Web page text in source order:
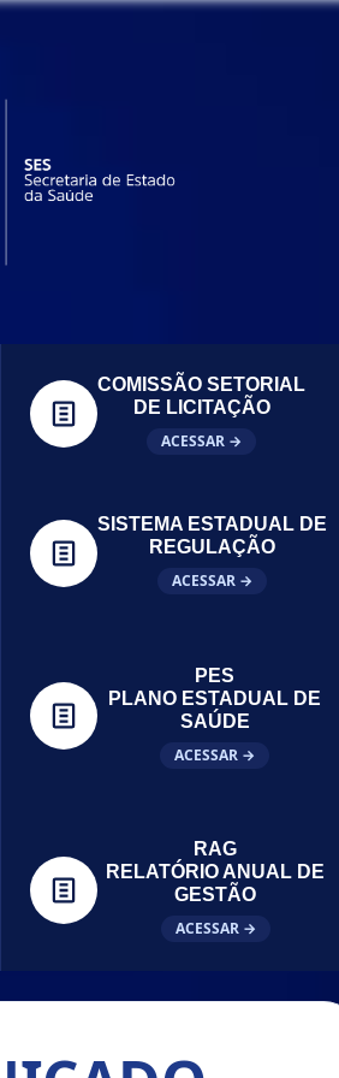
COMISSÃO SETORIAL
DE LICITAÇÃO
ACESSAR →
SISTEMA ESTADUAL DE
REGULAÇÃO
ACESSAR →
PES
PLANO ESTADUAL DE
SAÚDE
ACESSAR →
RAG
RELATÓRIO ANUAL DE
GESTÃO
ACESSAR →